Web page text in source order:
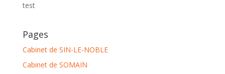
test
Pages
Cabinet de SIN-LE-NOBLE
Cabinet de SOMAIN